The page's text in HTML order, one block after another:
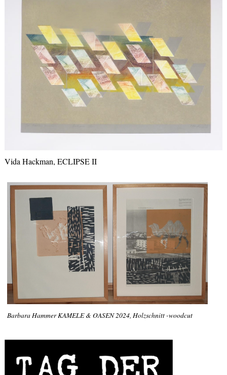
Vida Hackman, ECLIPSE II
Barbara Hammer KAMELE & OASEN 2024, Holzschnitt -woodcut